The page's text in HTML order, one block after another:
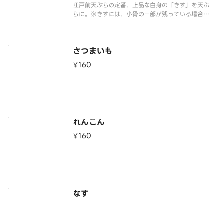
江戸前天ぷらの定番、上品な白身の「きす」を天ぷ
らに。※きすには、小骨の一部が残っている場合が
さつまいも
¥160
れんこん
¥160
なす